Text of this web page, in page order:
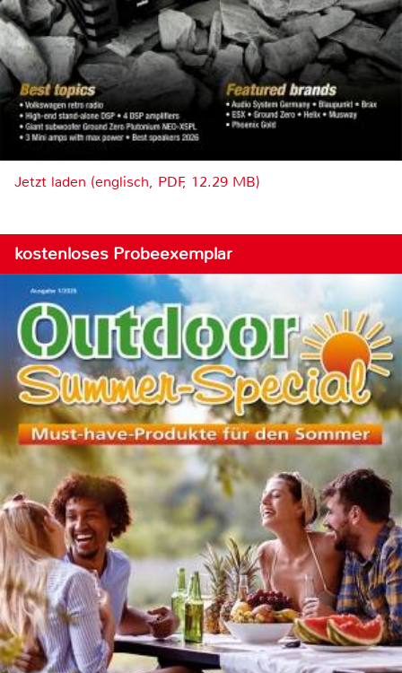
Jetzt laden (englisch, PDF, 12.29 MB)
kostenloses Probeexemplar